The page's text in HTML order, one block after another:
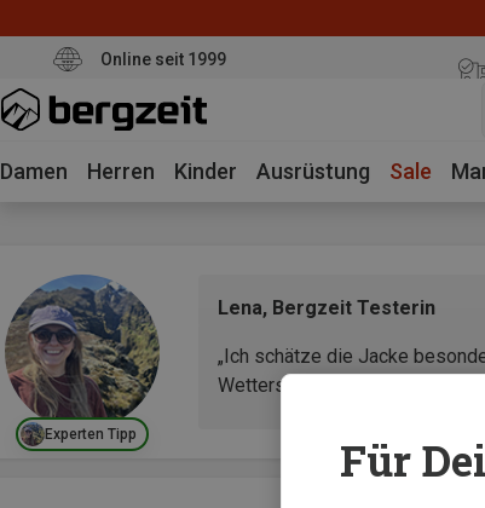
Online seit 1999
Damen Herren Kinder Ausrüstung Sale
Experten Tipp
Lena, Bergzeit Testerin
„Ich schätze die Jacke
Wetterschutz, den ich
Für